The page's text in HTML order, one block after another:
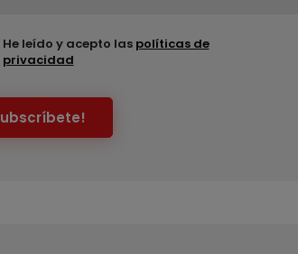
He leído y acepto las políticas de
privacidad